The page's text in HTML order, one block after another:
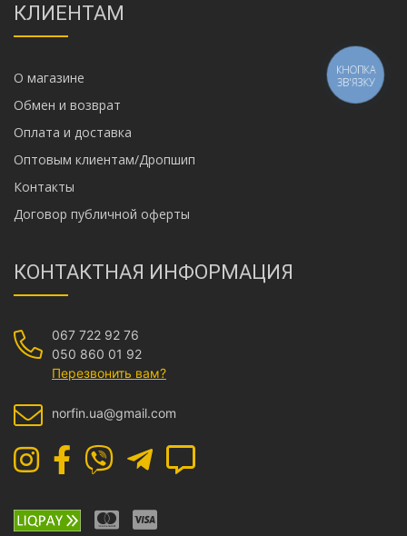
КЛИЕНТАМ
О магазине
Обмен и возврат
Оплата и доставка
Оптовым клиентам/Дропшип
Контакты
Договор публичной оферты
КОНТАКТНАЯ ИНФОРМАЦИЯ
067 722 92 76
050 860 01 92
Перезвонить вам?
norfin.ua@gmail.com
КНОПКА
ЗВ'ЯЗКУ